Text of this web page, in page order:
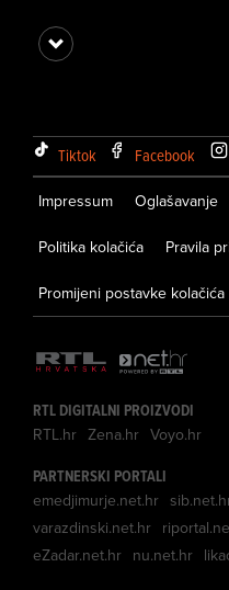
Tiktok Facebook
Impressum Oglašavanje
Politika kolačića Pravila
Promijeni postavke kolačića
RTL DIGITALNI PROIZVODI
RTL.hr Zena.hr Voyo.hr
PARTNERSKI PORTALI
emedjimurje.net.hr
varazdinski.net.hr
eZadar.net.hr nu.net.hr